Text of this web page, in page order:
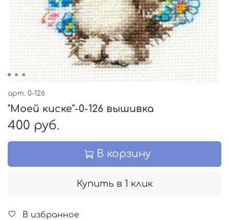
арт. 0-126
"Моей киске"-0-126 вышивка
400 руб.
В корзину
Купить в 1 клик
В избранное